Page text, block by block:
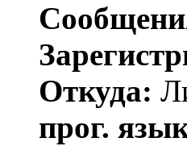
Откуда:
прог.